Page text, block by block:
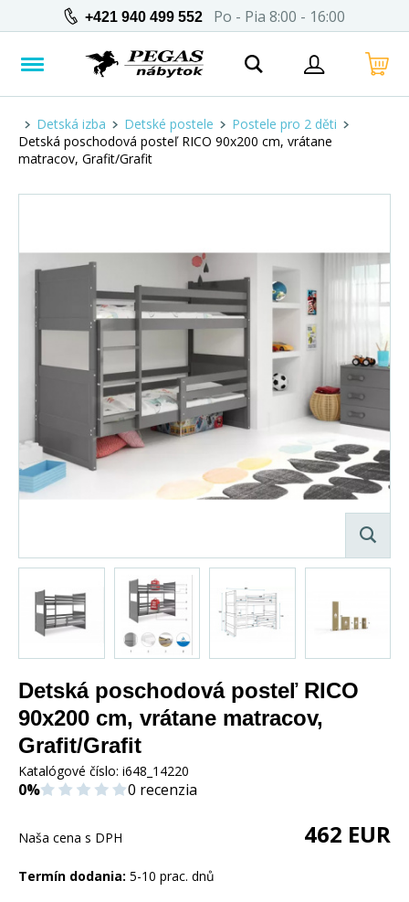
+421 940 499 552 Po - Pia 8:00 - 16:00
Detská izba Detské postele
Postele pro 2 děti
Detská poschodová posteľ RICO 90x200 cm, vrátane
matracov, Grafit/Grafit
Detská poschodová posteľ RICO
90x200 cm, vrátane matracov,
Grafit/Grafit
Katalógové číslo: i648_14220
0% 0 recenzia
Naša cena s DPH 462 EUR
Termín dodania: 5-10 prac. dnů